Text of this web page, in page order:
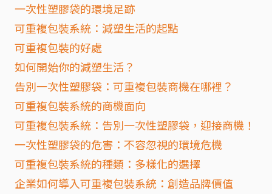
一次性塑膠袋的環境足跡
可重複包裝系統：減塑生活的起點
可重複包裝的好處
如何開始你的減塑生活？
告別一次性塑膠袋：可重複包裝商機在哪裡？
可重複包裝系統的商機面向
可重複包裝系統：告別一次性塑膠袋，迎接商機！
一次性塑膠袋的危害：不容忽視的環境危機
可重複包裝系統的種類：多樣化的選擇
企業如何導入可重複包裝系統：創造品牌價值